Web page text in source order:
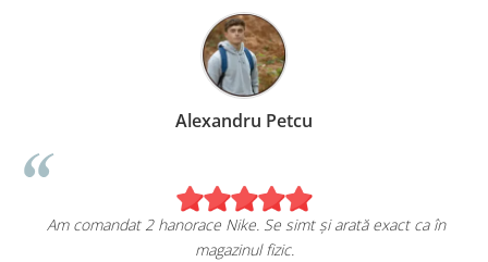
Alexandru Petcu
Am comandat 2 hanorace Nike. Se simt și arată exact ca în
magazinul fizic.